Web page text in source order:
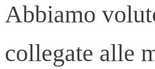
Abbiamo
collegate alle